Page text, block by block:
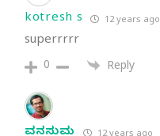
kotresh s 12 years ago
superrrrr
0 Reply